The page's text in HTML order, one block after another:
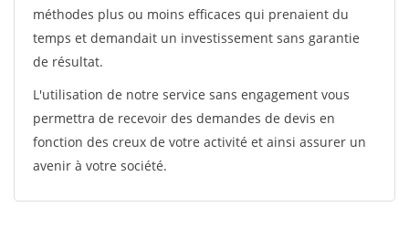
méthodes plus ou moins efficaces qui prenaient du
temps et demandait un investissement sans garantie
de résultat.
L'utilisation de notre service sans engagement vous
permettra de recevoir des demandes de devis en
fonction des creux de votre activité et ainsi assurer un
avenir à votre société.